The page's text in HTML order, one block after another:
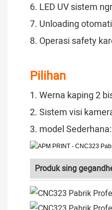
6. LED UV sistem
7. Unloading
8. Operasi safety
Pilihan
1. Werna kaping 2
2. Sistem visi
3. model
Produk sing